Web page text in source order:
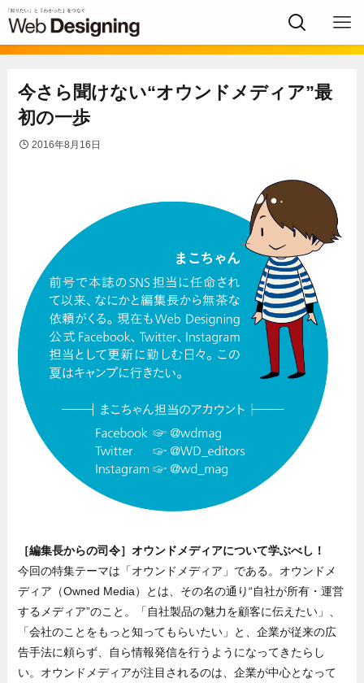
今さら聞けない“オウンドメディア”最
初の一歩
2016年8月16日
［編集長からの司令］オウンドメディアについて学ぶべし！
今回の特集テーマは「オウンドメディア」である。オウンドメ
ディア（Owned Media）とは、その名の通り“自社が所有・運営
するメディア”のこと。「自社製品の魅力を顧客に伝えたい」、
「会社のことをもっと知ってもらいたい」と、企業が従来の広
告手法に頼らず、自ら情報発信を行うようになってきたらし
い。オウンドメディアが注目されるのは、企業が中心となって